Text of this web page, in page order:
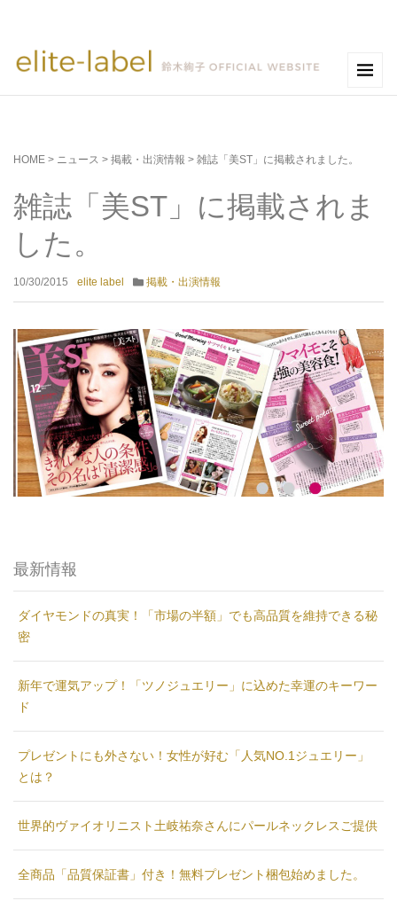
HOME > ニュース > 掲載・出演情報 > 雑誌「美ST」に掲載されました。
雑誌「美ST」に掲載されま
した。
10/30/2015 elite label 掲載・出演情報
最新情報
ダイヤモンドの真実！「市場の半額」でも高品質を維持できる秘
密
新年で運気アップ！「ツノジュエリー」に込めた幸運のキーワー
ド
プレゼントにも外さない！女性が好む「人気NO.1ジュエリー」
とは？
世界的ヴァイオリニスト土岐祐奈さんにパールネックレスご提供
全商品「品質保証書」付き！無料プレゼント梱包始めました。